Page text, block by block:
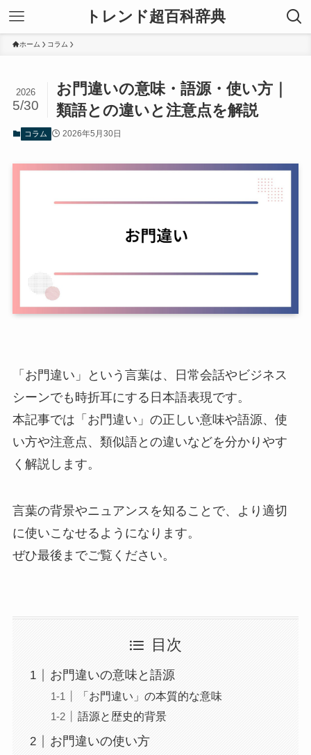
トレンド超百科辞典
ホーム コラム
お門違いの意味・語源・使い方｜
類語との違いと注意点を解説
2026
5/30
コラム 2026年5月30日
「お門違い」という言葉は、日常会話やビジネス
シーンでも時折耳にする日本語表現です。
本記事では「お門違い」の正しい意味や語源、使
い方や注意点、類似語との違いなどを分かりやす
く解説します。
言葉の背景やニュアンスを知ることで、より適切
に使いこなせるようになります。
ぜひ最後までご覧ください。
目次
お門違いの意味と語源
「お門違い」の本質的な意味
語源と歴史的背景
お門違いの使い方